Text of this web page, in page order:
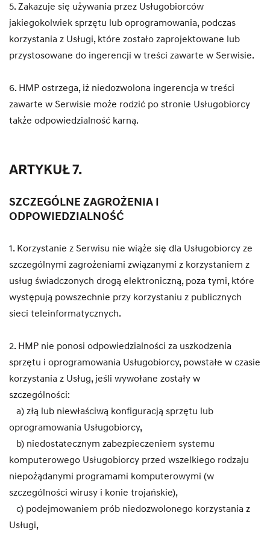
5. Zakazuje się używania przez Usługobiorców
jakiegokolwiek sprzętu lub oprogramowania, podczas
korzystania z Usługi, które zostało zaprojektowane lub
przystosowane do ingerencji w treści zawarte w Serwisie.
6. HMP ostrzega, iż niedozwolona ingerencja w treści
zawarte w Serwisie może rodzić po stronie Usługobiorcy
także odpowiedzialność karną.
ARTYKUŁ 7.
SZCZEGÓLNE ZAGROŻENIA I
ODPOWIEDZIALNOŚĆ
1. Korzystanie z Serwisu nie wiąże się dla Usługobiorcy ze
szczególnymi zagrożeniami związanymi z korzystaniem z
usług świadczonych drogą elektroniczną, poza tymi, które
występują powszechnie przy korzystaniu z publicznych
sieci teleinformatycznych.
2. HMP nie ponosi odpowiedzialności za uszkodzenia
sprzętu i oprogramowania Usługobiorcy, powstałe w czasie
korzystania z Usług, jeśli wywołane zostały w
szczególności:
a) złą lub niewłaściwą konfiguracją sprzętu lub
oprogramowania Usługobiorcy,
b) niedostatecznym zabezpieczeniem systemu
komputerowego Usługobiorcy przed wszelkiego rodzaju
niepożądanymi programami komputerowymi (w
szczególności wirusy i konie trojańskie),
c) podejmowaniem prób niedozwolonego korzystania z
Usługi,